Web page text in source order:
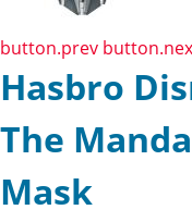
button.prev
Hasbro
The
Mask